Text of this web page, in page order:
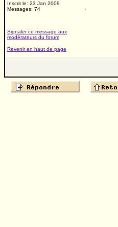
Inscrit le: 23 Jan 2009
Messages: 74
Signaler ce message aux
modérateurs du forum
.
Revenir en haut de page